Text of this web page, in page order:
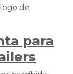
de
para